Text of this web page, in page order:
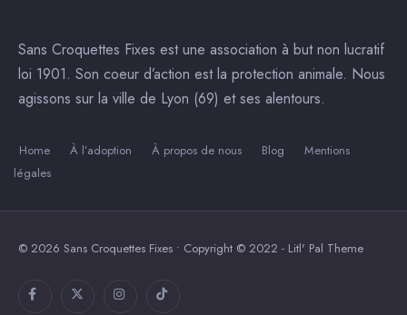
Sans Croquettes Fixes est une association à but non lucratif
loi 1901. Son coeur d’action est la protection animale. Nous
agissons sur la ville de Lyon (69) et ses alentours.
Home À l’adoption À propos de nous Blog
Mentions
légales
© 2026 Sans Croquettes Fixes • Copyright © 2022 - Litl' Pal Theme